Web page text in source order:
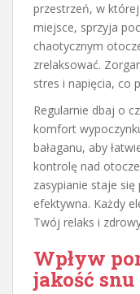
przestrzeń, w
miejsce, sprzyja
chaotycznym
zrelaksować.
stres i napięcia, co
Regularnie dbaj o
komfort
bałaganu, aby
kontrolę nad
zasypianie staje
efektywna. Każdy
Twój relaks i
Wpływ
jakość snu